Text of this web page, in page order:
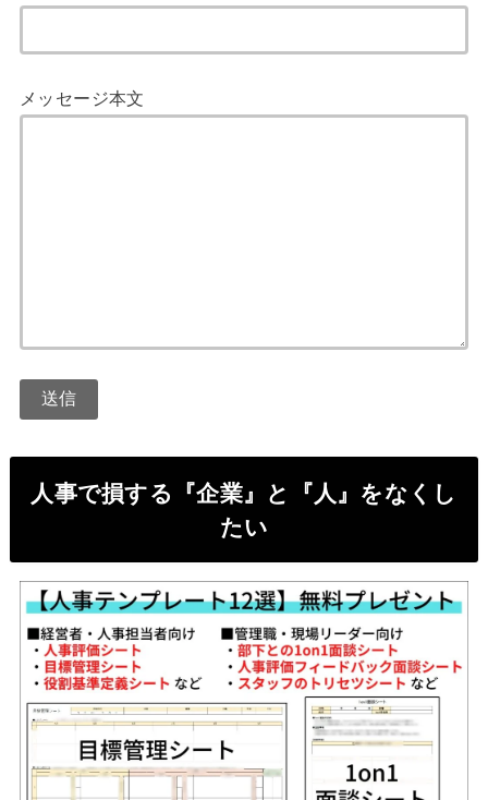
メッセージ本文
人事で損する『企業』と『人』をなくし
たい